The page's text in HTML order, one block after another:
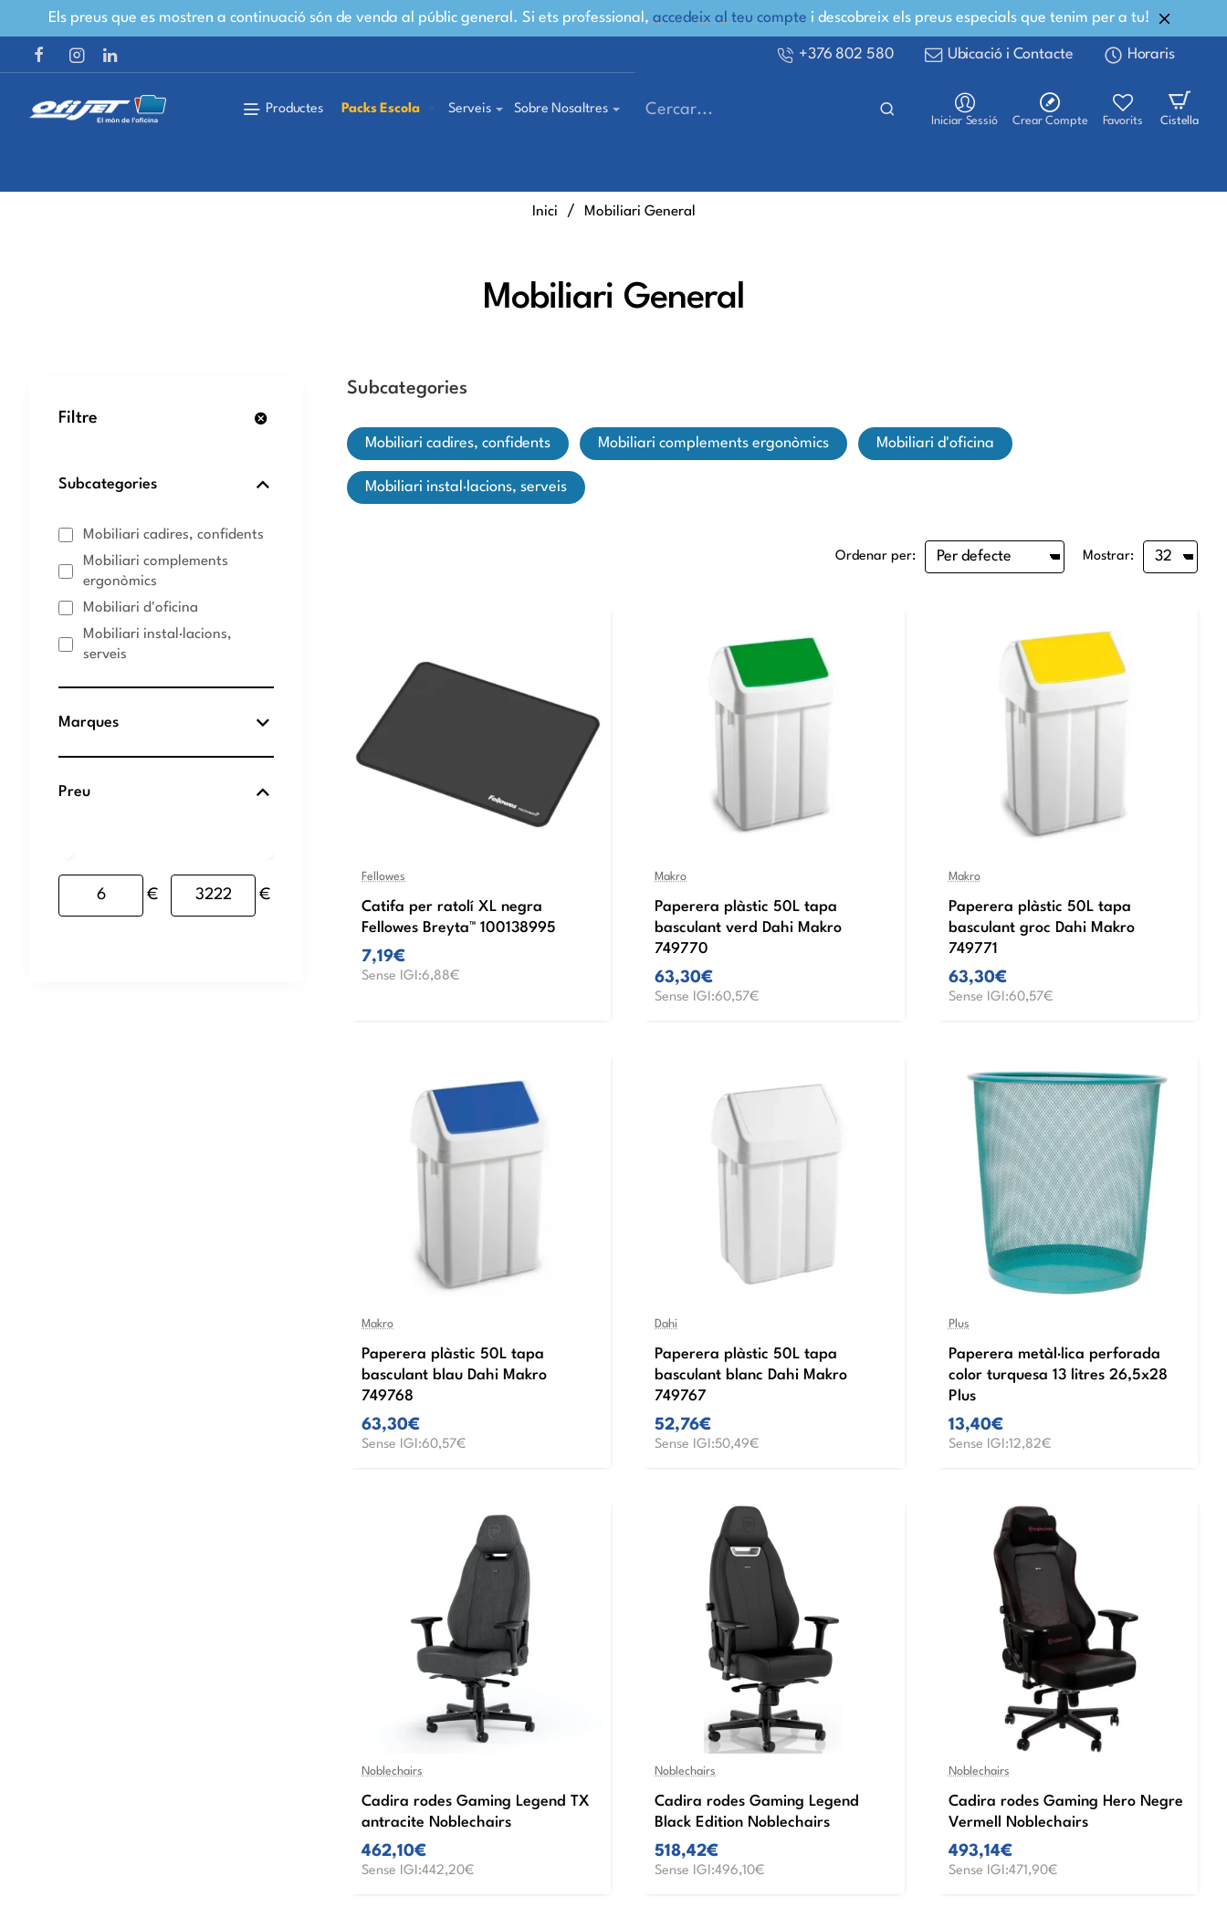
Els preus que es mostren a continuació són de venda al públic general. Si ets professional, accedeix al teu compte i descobreix els preus especials que tenim per a tu!
+376 802 580 Ubicació i Contacte Horaris
Productes Packs Escola Serveis Sobre Nosaltres
Iniciar Sessió Crear Compte Favorits Cistella
Mobiliari General
InicihomeMobiliari General
Filtre
Subcategories
Mobiliari cadires, confidents
Mobiliari complements
ergonòmics
Mobiliari d'oficina
Mobiliari instal·lacions,
serveis
Marques
Preu
€ €
Subcategories
mobiliari cadires, confidents mobiliari complements ergonòmics mobiliari d'oficina
mobiliari instal·lacions, serveis
Ordenar per: Mostrar:
Fellowes
Catifa per ratolí XL negra
Fellowes Breyta™ 100138995
7,19€
Sense IGI:6,88€
Makro
Paperera plàstic 50L tapa
basculant verd Dahi Makro
749770
63,30€
Sense IGI:60,57€
Makro
Paperera plàstic 50L tapa
basculant groc Dahi Makro
749771
63,30€
Sense IGI:60,57€
Makro
Paperera plàstic 50L tapa
basculant blau Dahi Makro
749768
63,30€
Sense IGI:60,57€
Dahi
Paperera plàstic 50L tapa
basculant blanc Dahi Makro
749767
52,76€
Sense IGI:50,49€
Plus
Paperera metàl·lica perforada
color turquesa 13 litres 26,5x28
Plus
13,40€
Sense IGI:12,82€
Noblechairs
Cadira rodes Gaming Legend TX
antracite Noblechairs
462,10€
Sense IGI:442,20€
Noblechairs
Cadira rodes Gaming Legend
Black Edition Noblechairs
518,42€
Sense IGI:496,10€
Noblechairs
Cadira rodes Gaming Hero Negre
Vermell Noblechairs
493,14€
Sense IGI:471,90€